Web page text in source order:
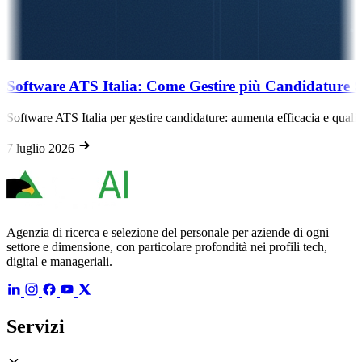
Software ATS Italia: Come Gestire più Candidature
Software ATS Italia per gestire candidature: aumenta efficacia e
7 luglio 2026
Agenzia di ricerca e selezione del personale per aziende di ogni
settore e dimensione, con particolare profondità nei profili tech,
digital e manageriali.
Servizi